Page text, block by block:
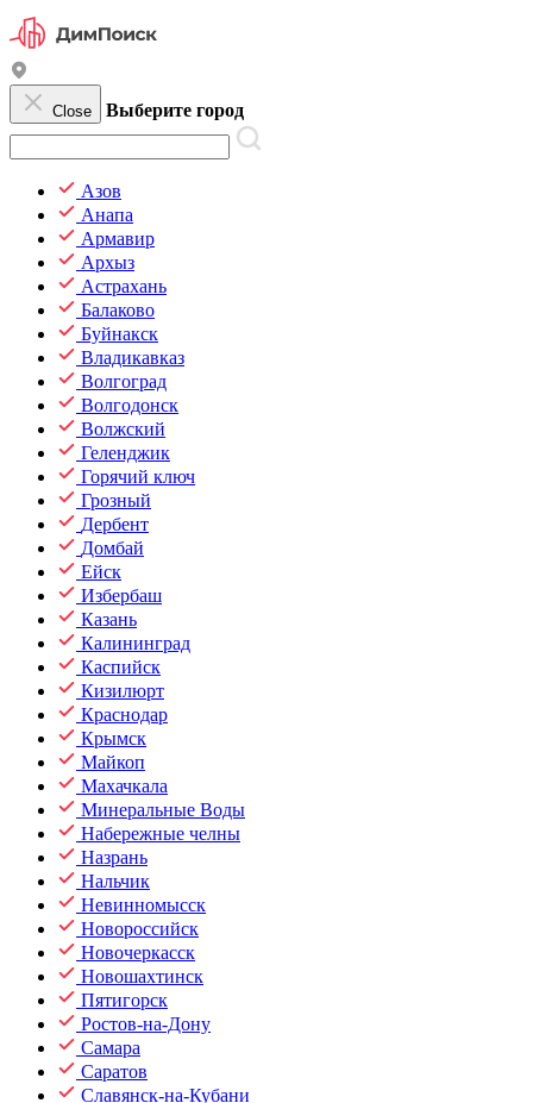
Close Выберите город
Азов
Анапа
Армавир
Архыз
Астрахань
Балаково
Буйнакск
Владикавказ
Волгоград
Волгодонск
Волжский
Геленджик
Горячий ключ
Грозный
Дербент
Домбай
Ейск
Избербаш
Казань
Калининград
Каспийск
Кизилюрт
Краснодар
Крымск
Майкоп
Махачкала
Минеральные Воды
Набережные челны
Назрань
Нальчик
Невинномысск
Новороссийск
Новочеркасск
Новошахтинск
Пятигорск
Ростов-на-Дону
Самара
Саратов
Славянск-на-Кубани